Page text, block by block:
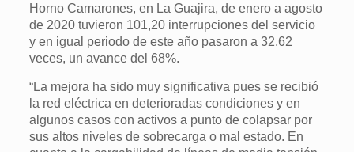
Horno Camarones, en La Guajira, de enero a agosto
de 2020 tuvieron 101,20 interrupciones del servicio
y en igual periodo de este año pasaron a 32,62
veces, un avance del 68%.
“La mejora ha sido muy significativa pues se recibió
la red eléctrica en deterioradas condiciones y en
algunos casos con activos a punto de colapsar por
sus altos niveles de sobrecarga o mal estado. En